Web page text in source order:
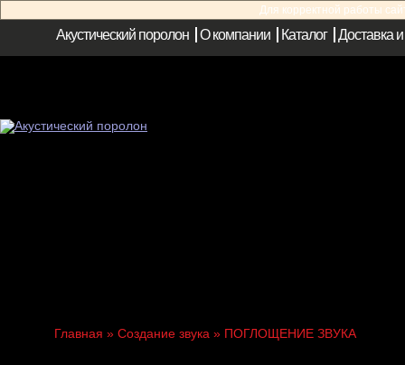
Для корректной работы
Акустический поролон О компании Каталог Доставка
Главная » Создание звука » ПОГЛОЩЕНИЕ ЗВУКА